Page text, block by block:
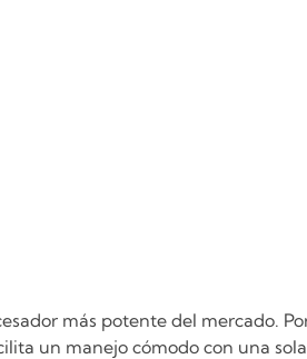
más potente del mercado.
un manejo cómodo con una